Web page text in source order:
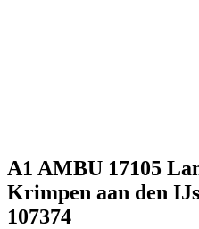
A1 AMBU 17105
Krimpen aan den
107374